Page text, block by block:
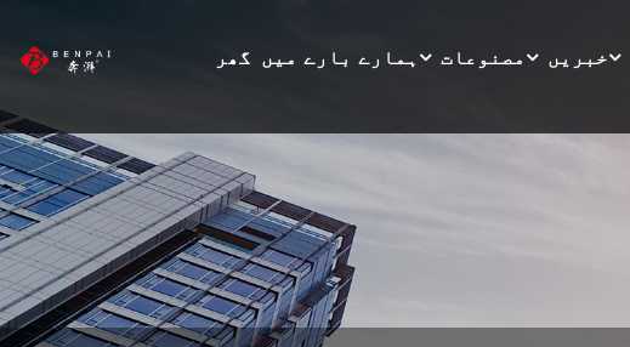
گھر ہمارے بارے میں مصنوعات خبریں